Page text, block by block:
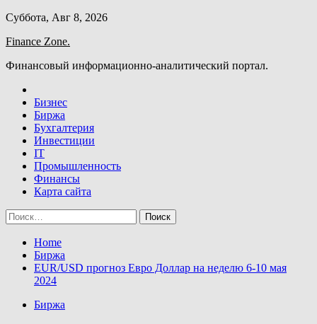
Skip
content
Суббота, Авг 8, 2026
Finance Zone.
Финансовый информационно-аналитический портал.
Бизнес
Биржа
Бухгалтерия
Инвестиции
IT
Промышленность
Финансы
Карта сайта
Найти:
Home
Биржа
EUR/USD прогноз Евро Доллар на неделю 6-10 мая
2024
Биржа